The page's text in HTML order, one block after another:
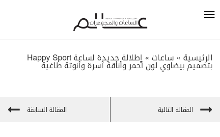
الرئيسية » ساعات» إطلالة جديدة لساعة Happy Sport
بتصميم بيضاوي لون أحمر وأناقة آسرة وأنوثة طاغية
المقالة التالية المقالة السابقة